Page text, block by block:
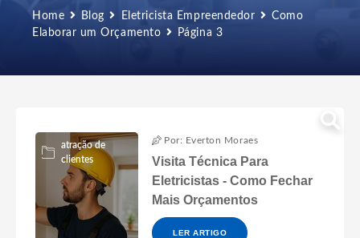
Home Blog Eletricista Empreendedor
Como
Elaborar um Orçamento
Página 3
atração de
clientes
Por: Everton Moraes
Visita Técnica Para
Eletricistas - Como Fechar
Mais Orçamentos
LER ARTIGO